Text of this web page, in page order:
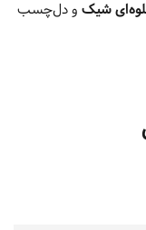
شیک و دل‌چسب